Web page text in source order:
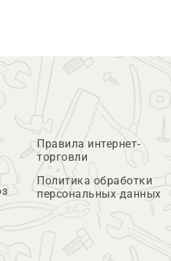
Правила интернет-
торговли
Политика обработки
персональных данных